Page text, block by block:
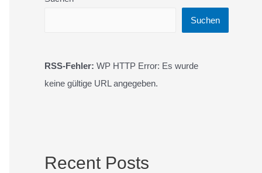
Suchen
RSS-Fehler: WP HTTP Error: Es wurde
keine gültige URL angegeben.
Recent Posts